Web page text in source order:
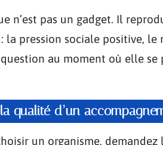
n’est pas un gadget. Il
la pression sociale positive,
au moment où elle se
qualité d’un
un organisme,